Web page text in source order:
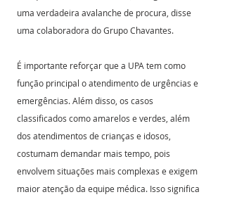
uma verdadeira avalanche de procura, disse
uma colaboradora do Grupo Chavantes.
É importante reforçar que a UPA tem como
função principal o atendimento de urgências e
emergências. Além disso, os casos
classificados como amarelos e verdes, além
dos atendimentos de crianças e idosos,
costumam demandar mais tempo, pois
envolvem situações mais complexas e exigem
maior atenção da equipe médica. Isso significa